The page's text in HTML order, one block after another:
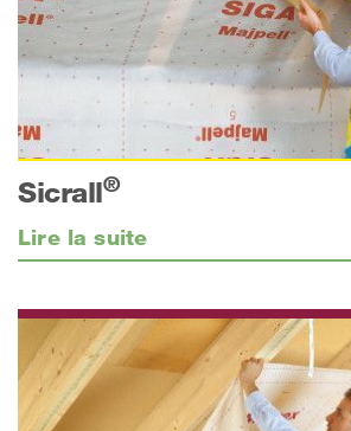
Sicrall®
Lire la suite